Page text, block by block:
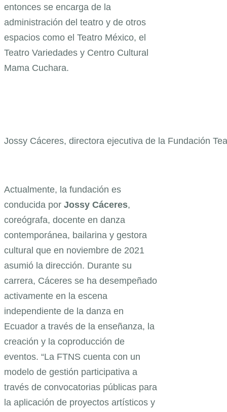
entonces se encarga de la
administración del teatro y de otros
espacios como el Teatro México, el
Teatro Variedades y Centro Cultural
Mama Cuchara.
Jossy Cáceres, directora ejecutiva de la Fundación
Actualmente, la fundación es
conducida por Jossy Cáceres,
coreógrafa, docente en danza
contemporánea, bailarina y gestora
cultural que en noviembre de 2021
asumió la dirección. Durante su
carrera, Cáceres se ha desempeñado
activamente en la escena
independiente de la danza en
Ecuador a través de la enseñanza, la
creación y la coproducción de
eventos. “La FTNS cuenta con un
modelo de gestión participativa a
través de convocatorias públicas para
la aplicación de proyectos artísticos y